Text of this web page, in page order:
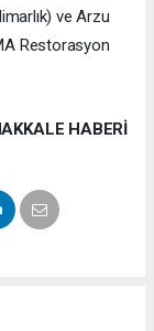
ve Arzu
Restorasyon
HABERİ